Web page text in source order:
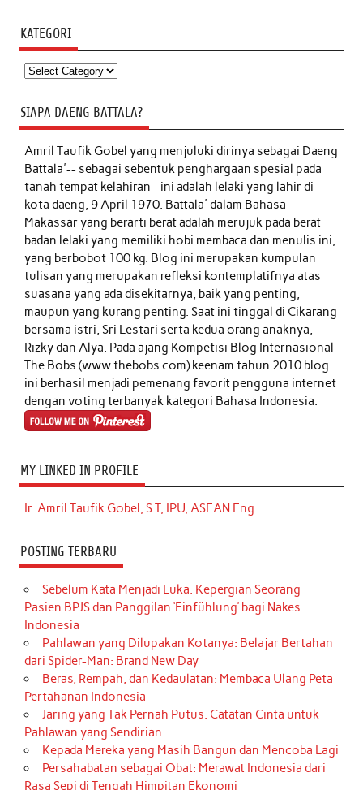
KATEGORI
Kategori
SIAPA DAENG BATTALA?
Amril Taufik Gobelyang menjuluki dirinya sebagai Daeng
Battala'-- sebagai sebentuk penghargaan spesial pada
tanah tempat kelahiran--ini adalah lelaki yang lahir di
kota daeng, 9 April 1970. Battala' dalam Bahasa
Makassar yang berarti berat adalah merujuk pada berat
badan lelaki yang memiliki hobi membaca dan menulis ini,
yang berbobot 100 kg. Blog ini merupakan kumpulan
tulisan yang merupakan refleksi kontemplatifnya atas
suasana yang ada disekitarnya, baik yang penting,
maupun yang kurang penting. Saat ini tinggal di Cikarang
bersama istri, Sri Lestari serta kedua orang anaknya,
Rizky dan Alya. Pada ajang Kompetisi Blog Internasional
The Bobs (www.thebobs.com) keenam tahun 2010 blog
ini berhasil menjadi pemenang favorit pengguna internet
dengan voting terbanyak kategori Bahasa Indonesia.
MY LINKED IN PROFILE
Ir. Amril Taufik Gobel, S.T, IPU, ASEAN Eng.
POSTING TERBARU
Sebelum Kata Menjadi Luka: Kepergian Seorang
Pasien BPJS dan Panggilan ‘Einfühlung’ bagi Nakes
Indonesia
Pahlawan yang Dilupakan Kotanya: Belajar Bertahan
dari Spider-Man: Brand New Day
Beras, Rempah, dan Kedaulatan: Membaca Ulang Peta
Pertahanan Indonesia
Jaring yang Tak Pernah Putus: Catatan Cinta untuk
Pahlawan yang Sendirian
Kepada Mereka yang Masih Bangun dan Mencoba Lagi
Persahabatan sebagai Obat: Merawat Indonesia dari
Rasa Sepi di Tengah Himpitan Ekonomi